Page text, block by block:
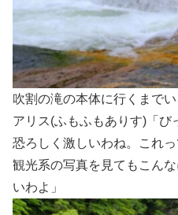
吹割の滝の本体に行くまで
アリス(ふもふもありす)「
恐ろしく激しいわね。これ
観光系の写真を見てもこん
いわよ」